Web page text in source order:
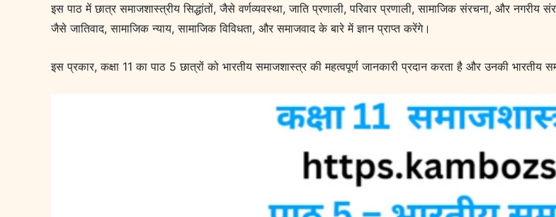
इस पाठ में छात्र समाजशास्त्रीय सिद्धांतों, जैसे वर्णव्यवस्था, जाति प्रणाली, परिवार प्रणाली, सामाजिक संरचना, और
जैसे जातिवाद, सामाजिक न्याय, सामाजिक विविधता, और समाजवाद के बारे में ज्ञान प्राप्त करेंगे।
इस प्रकार, कक्षा 11 का पाठ 5 छात्रों को भारतीय समाजशास्त्र की महत्वपूर्ण जानकारी प्रदान करता है और उनकी भारतीय